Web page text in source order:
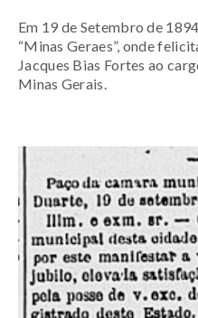
Em 19 de Setembro de
“Minas Geraes”, onde
Jacques Bias Fortes ao
Minas Gerais.